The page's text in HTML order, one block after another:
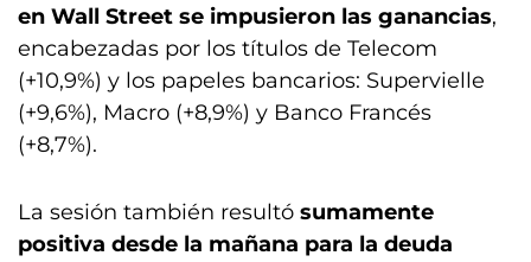
en Wall Street se impusieron las ganancias,
encabezadas por los títulos de Telecom
(+10,9%) y los papeles bancarios: Supervielle
(+9,6%), Macro (+8,9%) y Banco Francés
(+8,7%).
La sesión también resultó sumamente
positiva desde la mañana para la deuda